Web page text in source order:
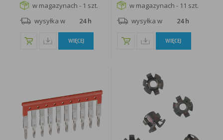
w magazynach - 1 szt.
wysyłka w
24 h
WIĘCEJ
w magazynach - 11 szt.
wysyłka w
24 h
WIĘCEJ